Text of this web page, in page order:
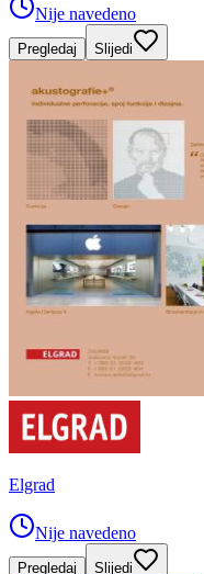
Nije navedeno
Pregledaj Slijedi
Elgrad
Nije navedeno
Pregledaj Slijedi